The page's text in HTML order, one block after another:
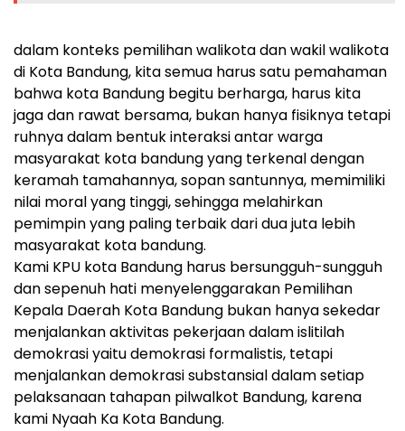
dalam konteks pemilihan walikota dan wakil walikota
di Kota Bandung, kita semua harus satu pemahaman
bahwa kota Bandung begitu berharga, harus kita
jaga dan rawat bersama, bukan hanya fisiknya tetapi
ruhnya dalam bentuk interaksi antar warga
masyarakat kota bandung yang terkenal dengan
keramah tamahannya, sopan santunnya, memimiliki
nilai moral yang tinggi, sehingga melahirkan
pemimpin yang paling terbaik dari dua juta lebih
masyarakat kota bandung.
Kami KPU kota Bandung harus bersungguh-sungguh
dan sepenuh hati menyelenggarakan Pemilihan
Kepala Daerah Kota Bandung bukan hanya sekedar
menjalankan aktivitas pekerjaan dalam islitilah
demokrasi yaitu demokrasi formalistis, tetapi
menjalankan demokrasi substansial dalam setiap
pelaksanaan tahapan pilwalkot Bandung, karena
kami Nyaah Ka Kota Bandung.